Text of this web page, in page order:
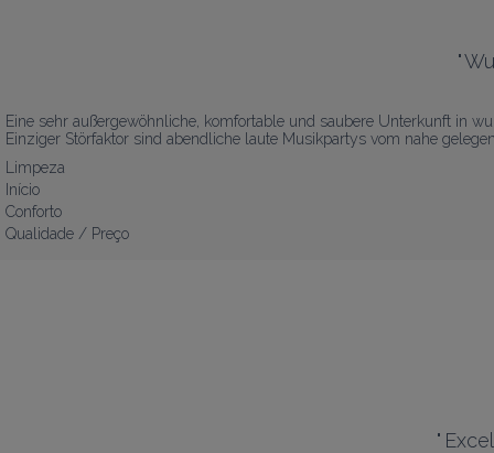
"
Eine sehr außergewöhnliche, komfortable und saubere Unterkunft in
Einziger Störfaktor sind abendliche laute Musikpartys vom nahe
Limpeza
Início
Conforto
Qualidade / Preço
"